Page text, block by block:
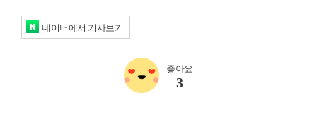
네이버에서 기사보기
좋아요
3